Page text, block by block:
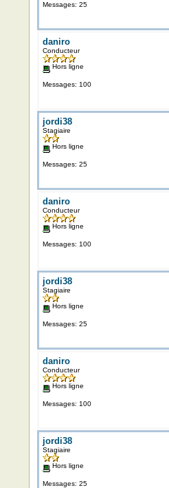
Messages: 25
daniro
Conducteur
Hors ligne
Messages: 100
jordi38
Stagiaire
Hors ligne
Messages: 25
daniro
Conducteur
Hors ligne
Messages: 100
jordi38
Stagiaire
Hors ligne
Messages: 25
daniro
Conducteur
Hors ligne
Messages: 100
jordi38
Stagiaire
Hors ligne
Messages: 25